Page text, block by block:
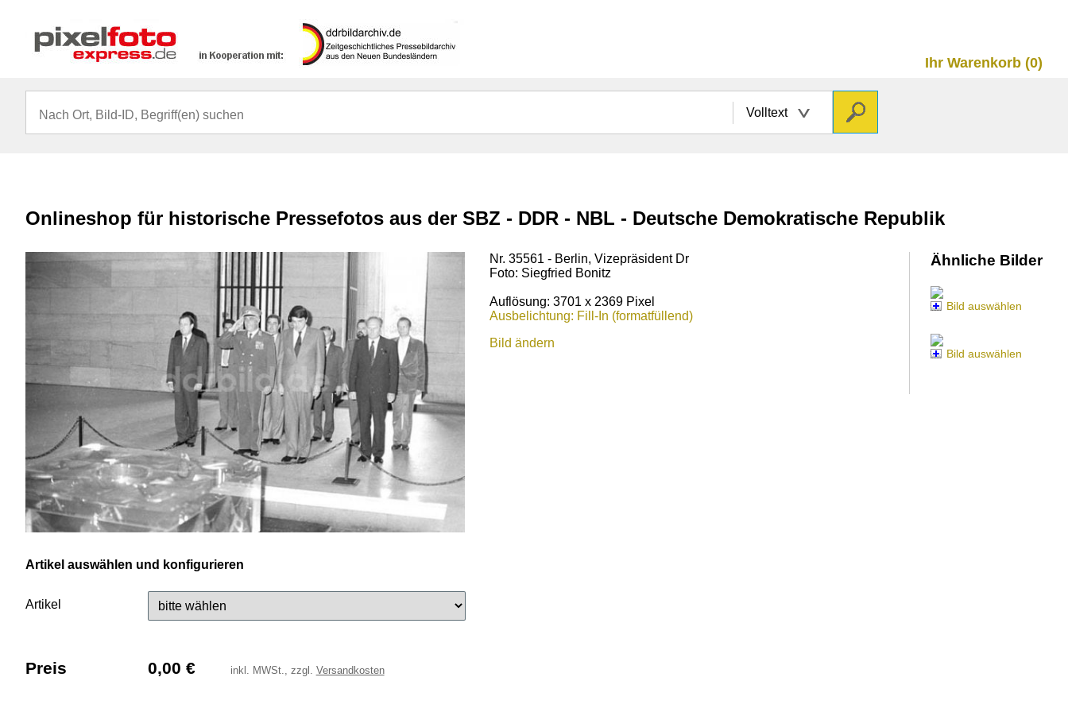
Ihr Warenkorb (0)
Volltext
Onlineshop für historische Pressefotos aus der SBZ - DDR - NBL - Deutsche Demokratische Republik
Nr. 35561 - Berlin, Vizepräsident Dr
Foto: Siegfried Bonitz
Auflösung: 3701 x 2369 Pixel
Ausbelichtung: Fill-In (formatfüllend)
Bild ändern
Artikel auswählen und konfigurieren
Artikel
Preis 0,00 € inkl. MWSt., zzgl. Versandkosten
Ähnliche Bilder
Bild auswählen
Bild auswählen